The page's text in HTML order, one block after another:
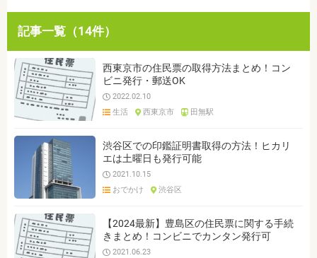
生活
すべて グルメ 美容・健康 歯医者・病院 おでかけ
生活 お役立ち情報
クリア
記事一覧（14件）
西東京市の住民票の取得方法まとめ！コン
ビニ発行・郵送OK
2022.02.10
生活
西東京市 田無駅
渋谷区での印鑑証明書取得の方法！ヒカリ
エは土曜日も発行可能
2021.10.15
おでかけ
渋谷区
【2024最新】豊島区の住民票に関する手続
きまとめ！コンビニでカンタン発行可
2021.06.23